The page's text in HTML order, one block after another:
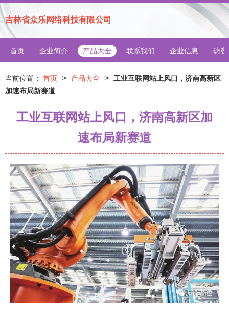
吉林省众乐网络科技有限公司
首页 企业简介 产品大全 联系我们 企业信息 访客
当前位置： 首页 > 产品大全 > 工业互联网站上风口，济南高新区
加速布局新赛道
工业互联网站上风口，济南高新区加
速布局新赛道